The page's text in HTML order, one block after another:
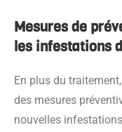
Mesures de
les infestations
En plus du
des mesures
nouvelles